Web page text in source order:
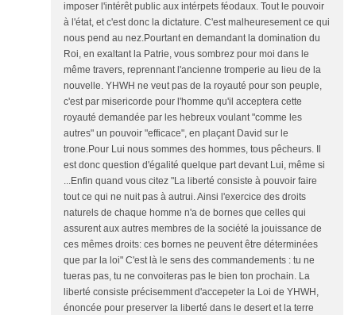
imposer l'intérêt public aux intérpets féodaux. Tout le pouvoir
à l'état, et c'est donc la dictature. C'est malheuresement ce qui
nous pend au nez.Pourtant en demandant la domination du
Roi, en exaltant la Patrie, vous sombrez pour moi dans le
même travers, reprennant l'ancienne tromperie au lieu de la
nouvelle. YHWH ne veut pas de la royauté pour son peuple,
c'est par misericorde pour l'homme qu'il acceptera cette
royauté demandée par les hebreux voulant "comme les
autres" un pouvoir "efficace", en plaçant David sur le
trone.Pour Lui nous sommes des hommes, tous pêcheurs. Il
est donc question d'égalité quelque part devant Lui, même si
...Enfin quand vous citez "La liberté consiste à pouvoir faire
tout ce qui ne nuit pas à autrui. Ainsi l'exercice des droits
naturels de chaque homme n'a de bornes que celles qui
assurent aux autres membres de la société la jouissance de
ces mêmes droits: ces bornes ne peuvent être déterminées
que par la loi" C'est là le sens des commandements : tu ne
tueras pas, tu ne convoiteras pas le bien ton prochain. La
liberté consiste précisemment d'accepeter la Loi de YHWH,
énoncée pour preserver la liberté dans le desert et la terre